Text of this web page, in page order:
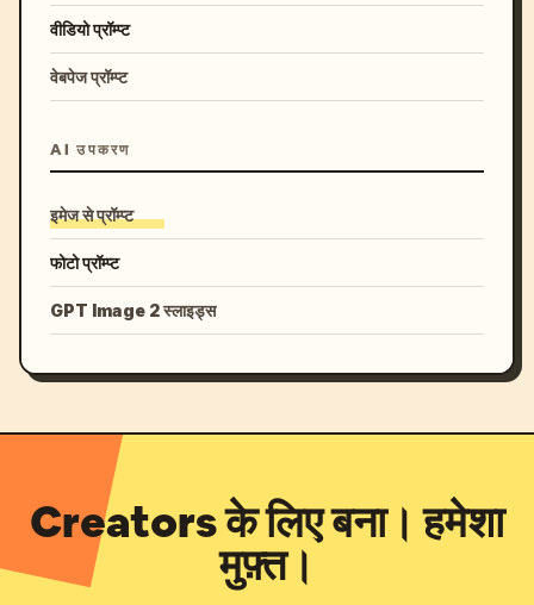
वीडियो प्रॉम्प्ट
वेबपेज प्रॉम्प्ट
AI उपकरण
इमेज से प्रॉम्प्ट
फोटो प्रॉम्प्ट
GPT Image 2 स्लाइड्स
Creators के लिए बना। हमेशा
मुफ़्त।